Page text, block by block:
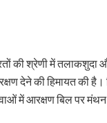
श्रेणी में तलाकशुदा
देने की हिमायत की
में आरक्षण बिल पर